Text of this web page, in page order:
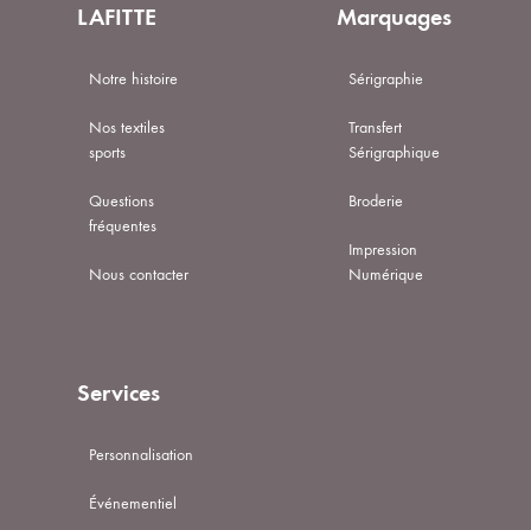
LAFITTE
Notre histoire
Nos textiles
sports
Questions
fréquentes
Nous contacter
Marquages
Sérigraphie
Transfert
Sérigraphique
Broderie
Impression
Numérique
Services
Personnalisation
Événementiel